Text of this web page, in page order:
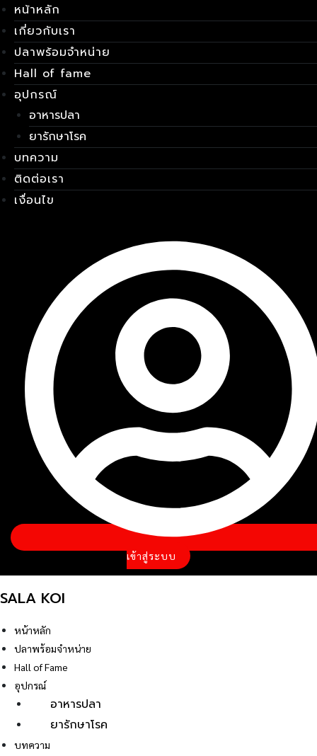
Skip
to
content
หน้าหลัก
เกี่ยวกับเรา
ปลาพร้อมจำหน่าย
Hall of fame
อุปกรณ์
อาหารปลา
ยารักษาโรค
บทความ
ติดต่อเรา
เงื่อนไข
เข้าสู่ระบบ
SALA KOI
หน้าหลัก
ปลาพร้อมจำหน่าย
Hall of Fame
อุปกรณ์
อาหารปลา
ยารักษาโรค
บทความ
เมนู